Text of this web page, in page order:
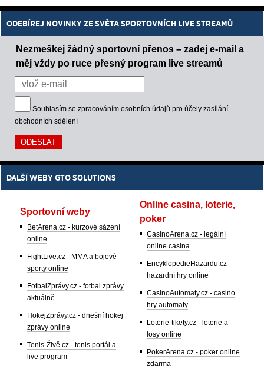
ODEBÍREJ NOVINKY ZE SVĚTA SPORTOVNÍCH LIVE STREAMŮ
Nezmeškej žádný sportovní přenos – zadej e-mail a
měj vždy po ruce přesný program live streamů
Souhlasím se zpracováním osobních údajů pro účely zasílání
obchodních sdělení
DALŠÍ WEBY GTO SOLUTIONS
Sportovní weby
BetArena.cz - kurzové sázení
online
FightLive.cz - MMA a bojové
sporty online
FotbalZprávy.cz - fotbal zprávy
aktuálně
HokejZprávy.cz - dnešní hokej
zprávy online
Tenis-Živě.cz - tenis portál a
live program
Online casina, loterie,
poker
CasinoArena.cz - legální
online casina
EncyklopedieHazardu.cz -
hazardní hry online
CasinoAutomaty.cz - casino
hry automaty
Loterie-tikety.cz - loterie a
losy online
PokerArena.cz - poker online
zdarma